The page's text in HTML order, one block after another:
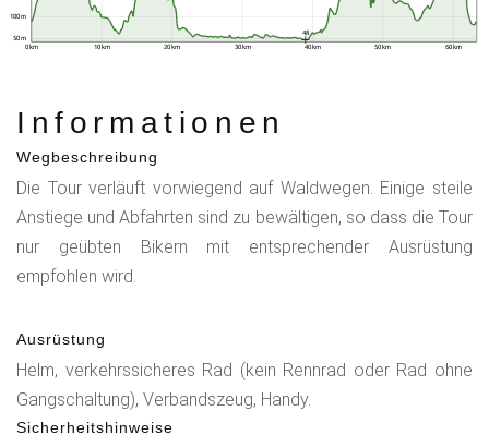
0 km 10 km 20 km 30 km 40 km 50 km 60 km
50 m
100 m
48
Informationen
Wegbeschreibung
Die Tour verläuft vorwiegend auf Waldwegen. Einige steile
Anstiege und Abfahrten sind zu bewältigen, so dass die Tour
nur geübten Bikern mit entsprechender Ausrüstung
empfohlen wird.
Ausrüstung
Helm, verkehrssicheres Rad (kein Rennrad oder Rad ohne
Gangschaltung), Verbandszeug, Handy.
Sicherheitshinweise